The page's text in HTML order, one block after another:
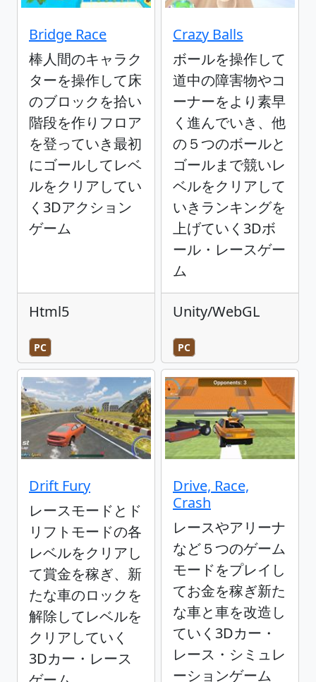
Bridge Race
棒人間のキャラク
ターを操作して床
のブロックを拾い
階段を作りフロア
を登っていき最初
にゴールしてレベ
ルをクリアしてい
く3Dアクション
ゲーム
Html5
PC
Crazy Balls
ボールを操作して
道中の障害物やコ
ーナーをより素早
く進んでいき、他
の５つのボールと
ゴールまで競いレ
ベルをクリアして
いきランキングを
上げていく3Dボ
ール・レースゲー
ム
Unity/WebGL
PC
Drift Fury
レースモードとド
リフトモードの各
レベルをクリアし
て賞金を稼ぎ、新
たな車のロックを
解除してレベルを
クリアしていく
3Dカー・レース
Drive, Race,
Crash
レースやアリーナ
など５つのゲーム
モードをプレイし
てお金を稼ぎ新た
な車と車を改造し
ていく3Dカー・
レース・シミュレ
ーションゲーム